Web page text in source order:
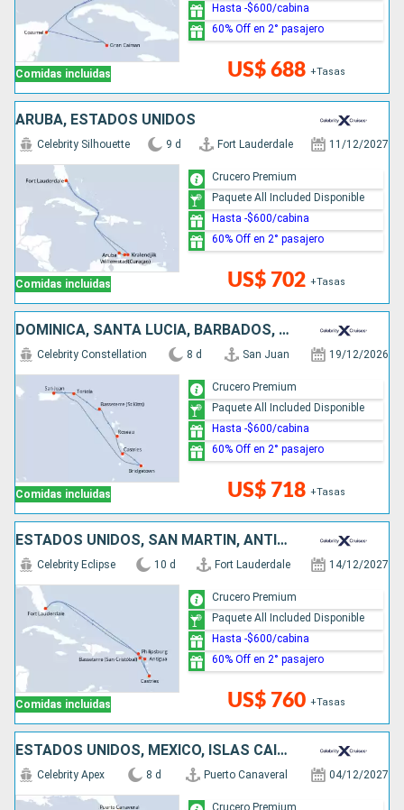
Comidas incluidas US$ 688 +Tasas
Hasta -$600/cabina
60% Off en 2° pasajero
ARUBA, ESTADOS UNIDOS
Comidas incluidas
Celebrity Silhouette 9 d Fort Lauderdale 11/12/2027
US$ 702 +Tasas
Crucero Premium
Paquete All Included Disponible
Hasta -$600/cabina
60% Off en 2° pasajero
DOMINICA, SANTA LUCIA, BARBADOS, PUERTO RICO
Comidas incluidas
Celebrity Constellation 8 d San Juan 19/12/2026
US$ 718 +Tasas
Crucero Premium
Paquete All Included Disponible
Hasta -$600/cabina
60% Off en 2° pasajero
ESTADOS UNIDOS, SAN MARTÍN, ANTIGUA Y BARBUDA, SANTA LUCIA
Comidas incluidas
Celebrity Eclipse 10 d Fort Lauderdale 14/12/2027
US$ 760 +Tasas
Crucero Premium
Paquete All Included Disponible
Hasta -$600/cabina
60% Off en 2° pasajero
ESTADOS UNIDOS, MÉXICO, ISLAS CAIMÁN
Celebrity Apex 8 d Puerto Canaveral 04/12/2027
Crucero Premium